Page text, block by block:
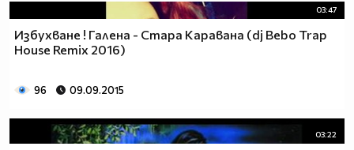
03:47
Избухване ! Галена - Стара Каравана (dj Bebo Trap
House Remix 2016)
96 09.09.2015
03:22